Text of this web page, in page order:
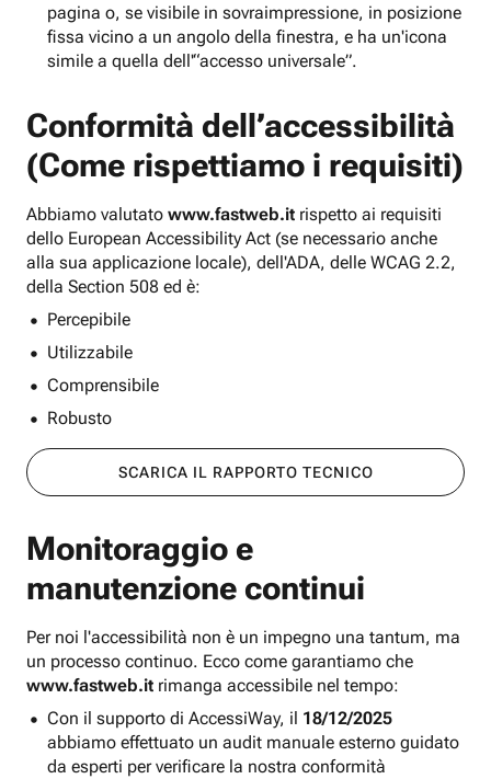
pagina o, se visibile in sovraimpressione, in posizione
fissa vicino a un angolo della finestra, e ha un'icona
simile a quella dell'“accesso universale”.
Conformità dell’accessibilità
(Come rispettiamo i requisiti)
Abbiamo valutato www.fastweb.it rispetto ai requisiti
dello European Accessibility Act (se necessario anche
alla sua applicazione locale), dell'ADA, delle WCAG 2.2,
della Section 508 ed è:
Percepibile
Utilizzabile
Comprensibile
Robusto
SCARICA IL RAPPORTO TECNICO
Monitoraggio e
manutenzione continui
Per noi l'accessibilità non è un impegno una tantum, ma
un processo continuo. Ecco come garantiamo che
www.fastweb.it rimanga accessibile nel tempo:
Con il supporto di AccessiWay, il 18/12/2025
abbiamo effettuato un audit manuale esterno guidato
da esperti per verificare la nostra conformità